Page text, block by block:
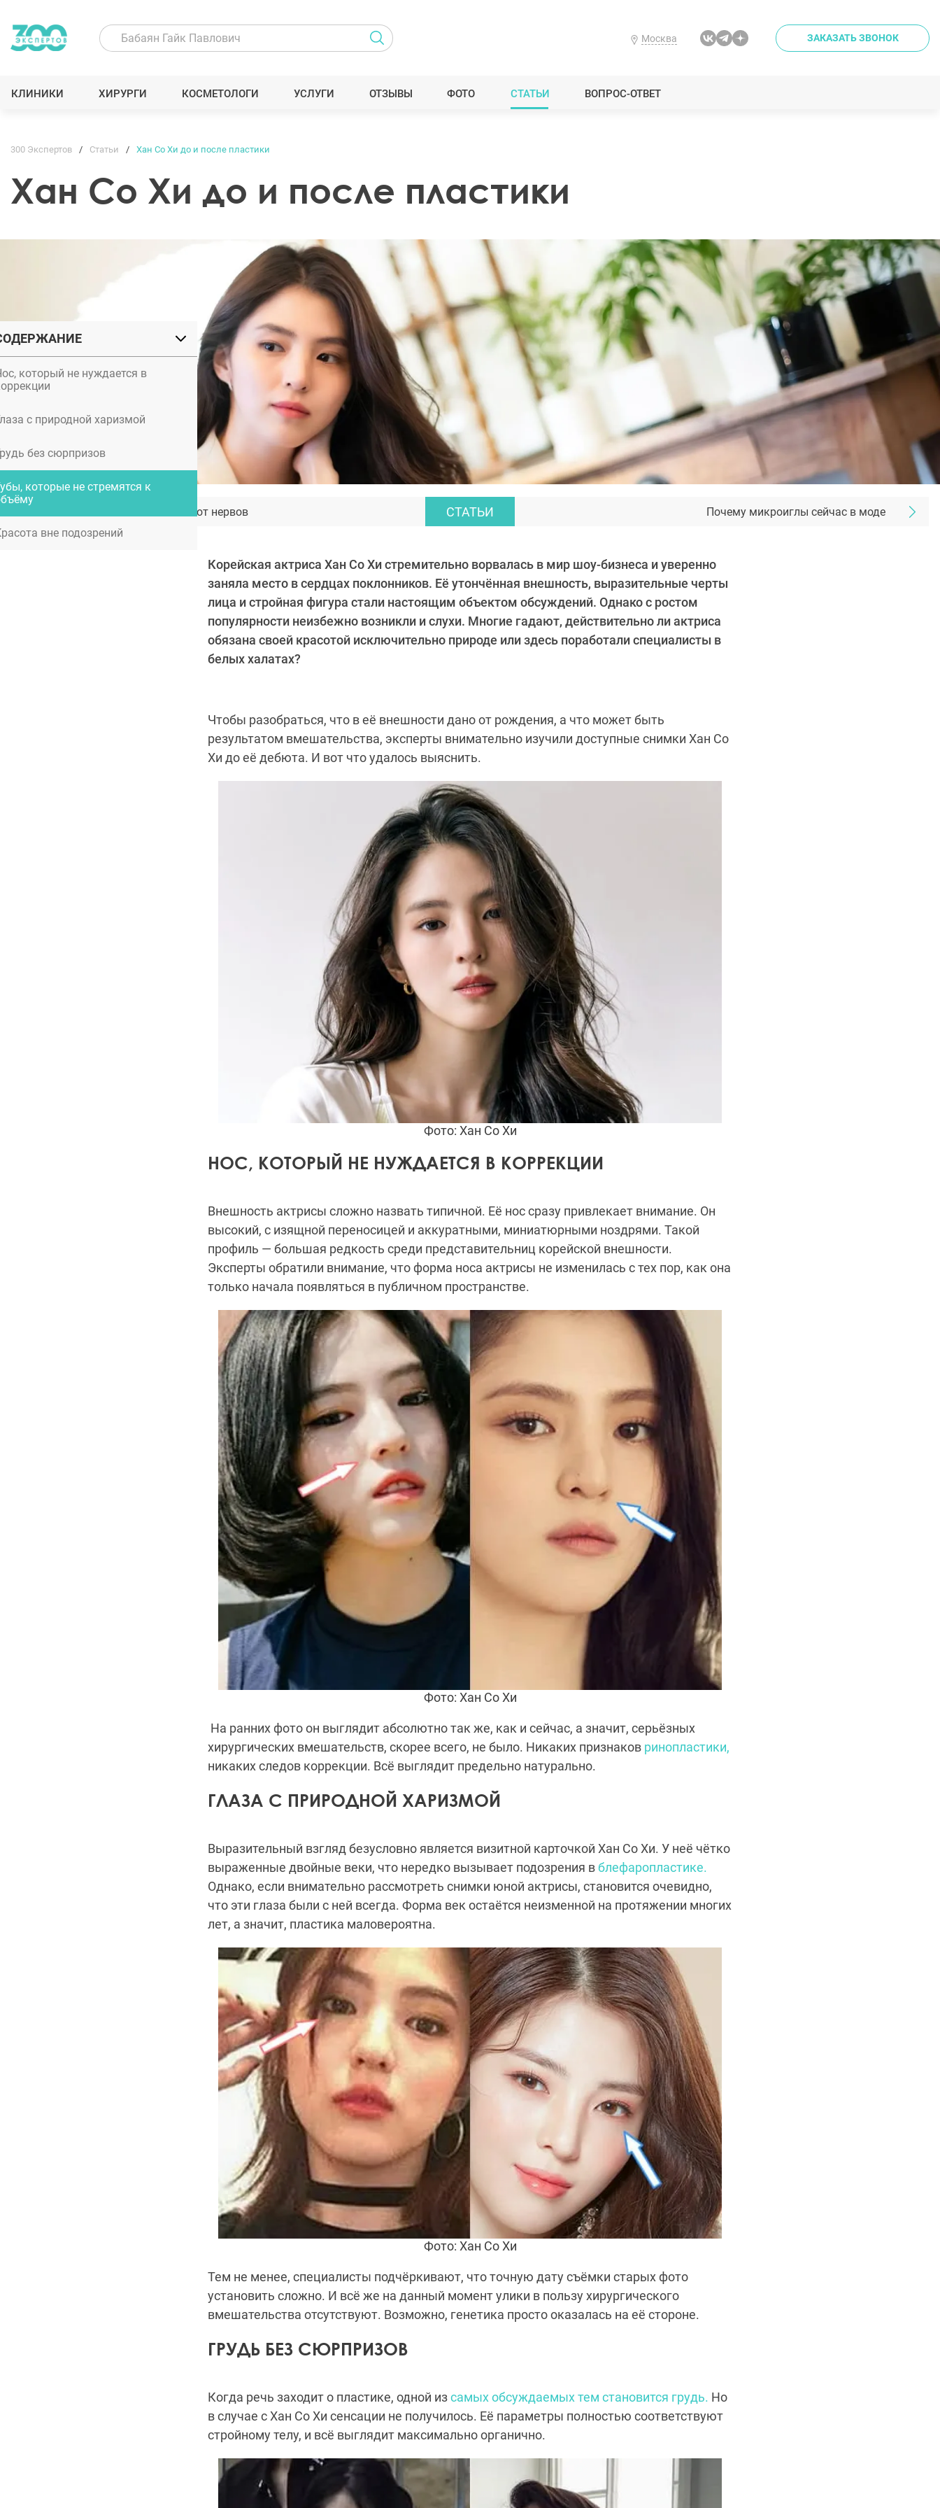
Москва ЗАКАЗАТЬ ЗВОНОК
КЛИНИКИ ХИРУРГИ КОСМЕТОЛОГИ УСЛУГИ ОТЗЫВЫ ФОТО СТАТЬИ ВОПРОС-ОТВЕТ
который не нуждается в
с природной харизмой
без сюрпризов
которые не стремятся к
вне подозрений
300 Экспертов Статьи Хан Со Хи до и после пластики
Хан Со Хи до и после пластики
Рефлексотерапия: массаж от нервов СТАТЬИ Почему микроиглы сейчас в моде
Корейская актриса Хан Со Хи стремительно ворвалась в мир шоу-бизнеса и уверенно
заняла место в сердцах поклонников. Её утончённая внешность, выразительные черты
лица и стройная фигура стали настоящим объектом обсуждений. Однако с ростом
популярности неизбежно возникли и слухи. Многие гадают, действительно ли актриса
обязана своей красотой исключительно природе или здесь поработали специалисты в
белых халатах?
Чтобы разобраться, что в её внешности дано от рождения, а что может быть
результатом вмешательства, эксперты внимательно изучили доступные снимки Хан Со
Хи до её дебюта. И вот что удалось выяснить.
Фото: Хан Со Хи
НОС, КОТОРЫЙ НЕ НУЖДАЕТСЯ В КОРРЕКЦИИ
Внешность актрисы сложно назвать типичной. Её нос сразу привлекает внимание. Он
высокий, с изящной переносицей и аккуратными, миниатюрными ноздрями. Такой
профиль — большая редкость среди представительниц корейской внешности.
Эксперты обратили внимание, что форма носа актрисы не изменилась с тех пор, как она
только начала появляться в публичном пространстве.
Фото: Хан Со Хи
На ранних фото он выглядит абсолютно так же, как и сейчас, а значит, серьёзных
хирургических вмешательств, скорее всего, не было. Никаких признаков ринопластики,
никаких следов коррекции. Всё выглядит предельно натурально.
ГЛАЗА С ПРИРОДНОЙ ХАРИЗМОЙ
Выразительный взгляд безусловно является визитной карточкой Хан Со Хи. У неё чётко
выраженные двойные веки, что нередко вызывает подозрения вблефаропластике.
Однако, если внимательно рассмотреть снимки юной актрисы, становится очевидно,
что эти глаза были с ней всегда. Форма век остаётся неизменной на протяжении многих
лет, а значит, пластика маловероятна.
Фото: Хан Со Хи
Тем не менее, специалисты подчёркивают, что точную дату съёмки старых фото
установить сложно. И всё же на данный момент улики в пользу хирургического
вмешательства отсутствуют. Возможно, генетика просто оказалась на её стороне.
ГРУДЬ БЕЗ СЮРПРИЗОВ
Когда речь заходит о пластике, одной изсамых обсуждаемых тем становится грудь. Но
в случае с Хан Со Хи сенсации не получилось. Её параметры полностью соответствуют
стройному телу, и всё выглядит максимально органично.